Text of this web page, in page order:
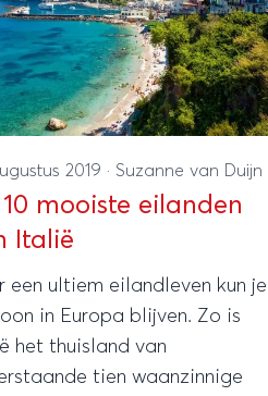
2019 · Suzanne van Duijn
10 mooiste eilanden
Italië
een ultiem eilandleven kun je
in Europa blijven. Zo is
het thuisland van
tien waanzinnige